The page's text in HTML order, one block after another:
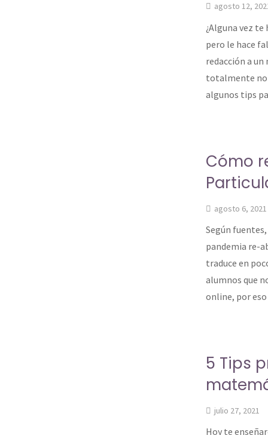
agosto 12,
¿Alguna vez
pero le hace
redacción a un
totalmente
algunos tips
Cómo
agosto 6, 2021
Según
pandemia re-
traduce en
alumnos que
online, por
5 Tips
julio 27, 2021
Hoy te